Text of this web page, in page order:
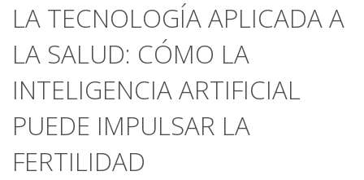
LA TECNOLOGÍA APLICADA A
LA SALUD: CÓMO LA
INTELIGENCIA ARTIFICIAL
PUEDE IMPULSAR LA
FERTILIDAD